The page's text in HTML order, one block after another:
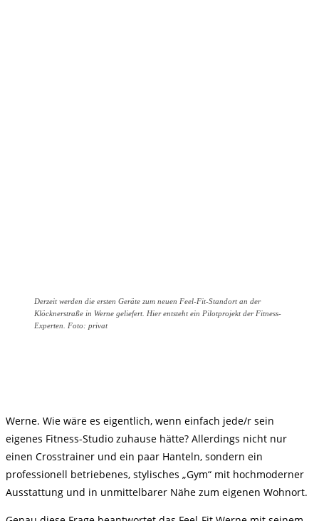
Derzeit werden die ersten Geräte zum neuen Feel-Fit-Standort an der
Klöcknerstraße in Werne geliefert. Hier entsteht ein Pilotprojekt der Fitness-
Experten. Foto: privat
Werne. Wie wäre es eigentlich, wenn einfach jede/r sein
eigenes Fitness-Studio zuhause hätte? Allerdings nicht nur
einen Crosstrainer und ein paar Hanteln, sondern ein
professionell betriebenes, stylisches „Gym“ mit hochmoderner
Ausstattung und in unmittelbarer Nähe zum eigenen Wohnort.